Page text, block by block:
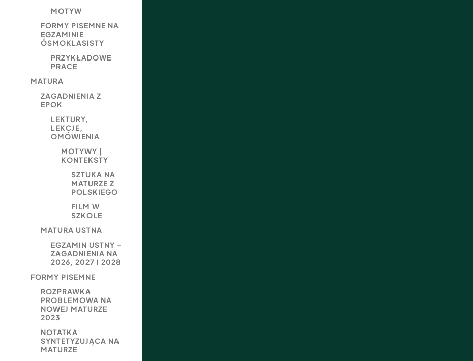
MOTYW
FORMY PISEMNE NA
EGZAMINIE
ÓSMOKLASISTY
PRZYKŁADOWE
PRACE
MATURA
ZAGADNIENIA Z
EPOK
LEKTURY,
LEKCJE,
OMÓWIENIA
MOTYWY |
KONTEKSTY
SZTUKA NA
MATURZE Z
POLSKIEGO
FILM W
SZKOLE
MATURA USTNA
EGZAMIN USTNY –
ZAGADNIENIA NA
2026, 2027 I 2028
FORMY PISEMNE
ROZPRAWKA
PROBLEMOWA NA
NOWEJ MATURZE
2023
NOTATKA
SYNTETYZUJĄCA NA
MATURZE